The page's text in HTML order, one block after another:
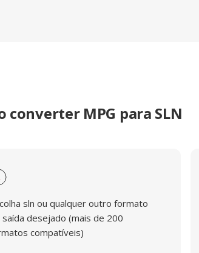
converter MPG para SLN
sln ou qualquer outro formato
saída desejado (mais de 200
compatíveis)